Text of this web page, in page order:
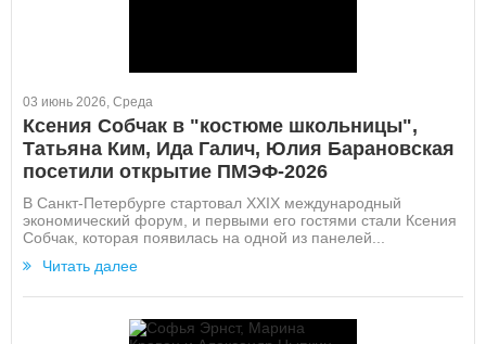
03 июнь 2026, Среда
Ксения Собчак в "костюме школьницы",
Татьяна Ким, Ида Галич, Юлия Барановская
посетили открытие ПМЭФ-2026
В Санкт-Петербурге стартовал XXIX международный
экономический форум, и первыми его гостями стали Ксения
Собчак, которая появилась на одной из панелей...
Читать далее